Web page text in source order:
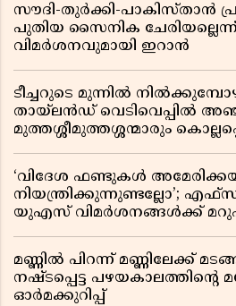
സൗദി-തുർക്കി-പാകിസ്താൻ
പുതിയ സൈനിക
വിമർശനവുമായി ഇറാൻ
ടീച്ചറുടെ മുന്നിൽ
തായ്‌ലൻഡ് വെടിവെപ്പിൽ
മുത്തശ്ശീമുത്തശ്ശന്മാരും
‘വിദേശ ഫണ്ടുകൾ
നിയന്ത്രിക്കുന്നുണ്ടല്ലോ’;
യുഎസ് വിമർശനങ്ങൾക്ക്
മണ്ണിൽ പിറന്ന് മണ്ണിലേക്ക്
നഷ്ടപ്പെട്ട പഴയകാലത്തിൻ്റെ
ഓർമക്കുറിപ്പ്